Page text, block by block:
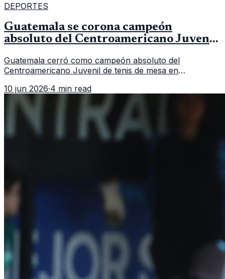
DEPORTES
Guatemala se corona campeón
absoluto del Centroamericano Juvenil
Guatemala cerró como campeón absoluto del
Centroamericano Juvenil de tenis de mesa en
cobertura oficial difundida por CDAG.
10 jun 2026·4 min read